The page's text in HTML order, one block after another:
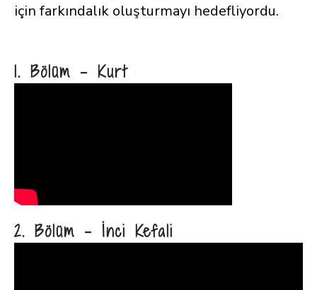
için farkındalık oluşturmayı hedefliyordu.
1. Bölüm - Kurt
2. Bölüm - İnci Kefali